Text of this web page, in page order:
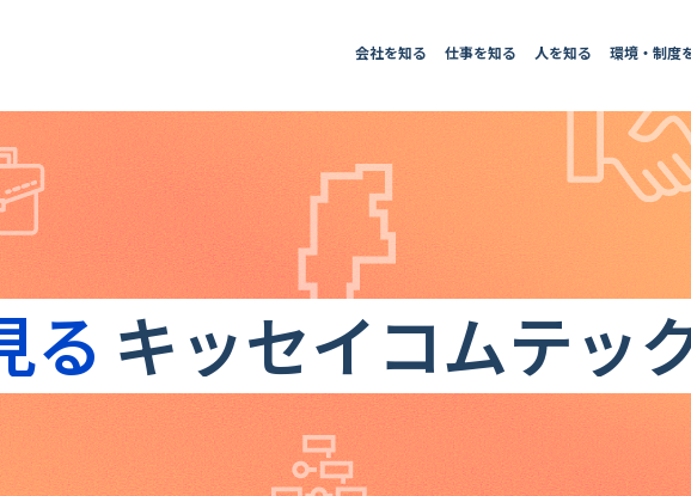
会社を知る 仕事を知る 人を知る 環境・制度
る キッセイコムテッ